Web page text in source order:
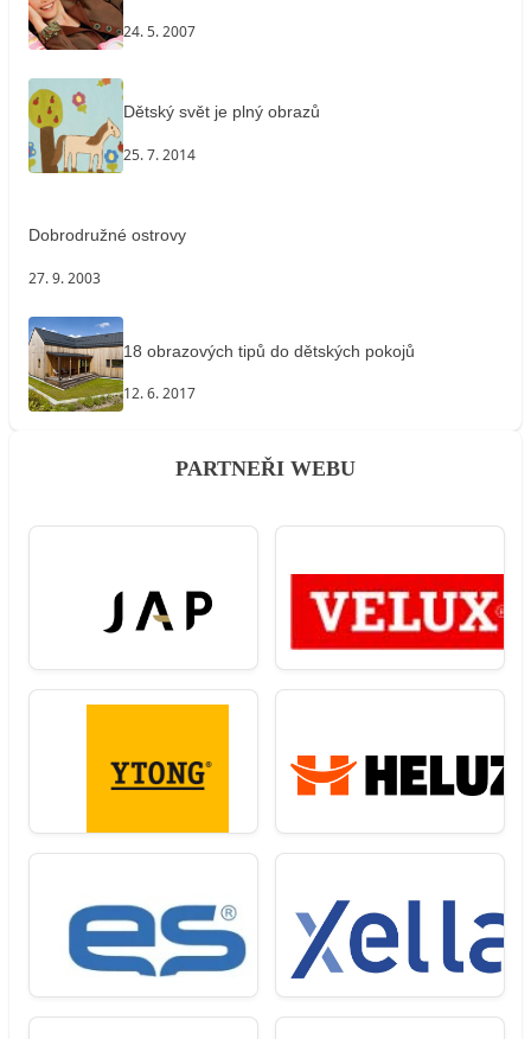
24. 5. 2007
Dětský svět je plný obrazů
25. 7. 2014
Dobrodružné ostrovy
27. 9. 2003
18 obrazových tipů do dětských pokojů
12. 6. 2017
PARTNEŘI WEBU